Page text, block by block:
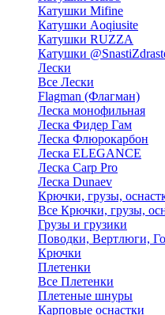
Катушки Mifine
Катушки Aoqiusite
Катушки RUZZA
Катушки
Лески
Все Лески
Flagman (Флагман)
Леска монофильная
Леска Фидер Гам
Леска Флюрокарбон
Леска ELEGANCE
Леска Carp Pro
Леска Dunaev
Крючки, грузы,
Все Крючки, грузы,
Грузы и грузики
Поводки, Вертлюги,
Крючки
Плетенки
Все Плетенки
Плетеные шнуры
Карповые оснастки